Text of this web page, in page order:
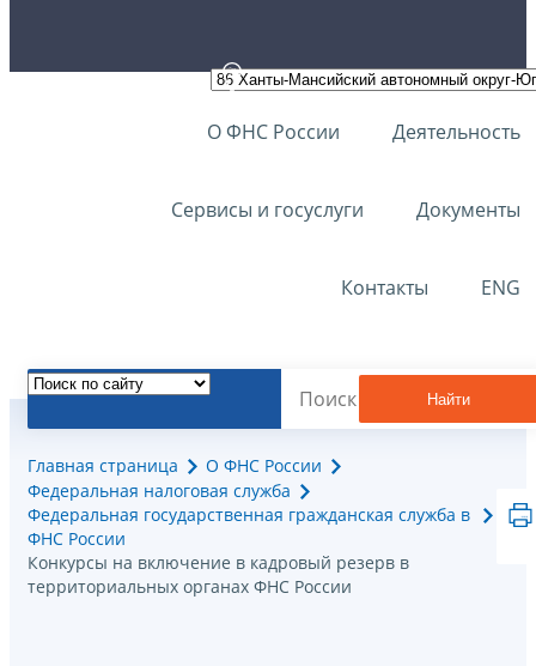
О ФНС России Деятельность
Сервисы и госуслуги Документы
Контакты ENG
Найти
Главная страница
О ФНС России
Федеральная налоговая служба
Федеральная государственная гражданская служба в
ФНС России
Конкурсы на включение в кадровый резерв в
территориальных органах ФНС России